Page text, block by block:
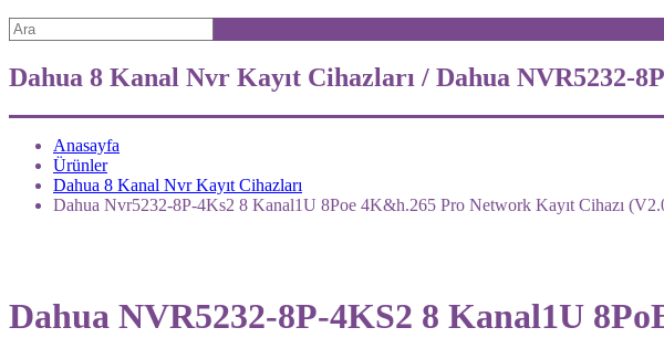
Dahua 8 Kanal Nvr Kayıt Cihazları / Dahua NVR5232-
Anasayfa
Ürünler
Dahua 8 Kanal Nvr Kayıt Cihazları
Dahua Nvr5232-8P-4Ks2 8 Kanal1U 8Poe 4K&h.265 Pro Network Kayıt Cihazı
Dahua NVR5232-8P-4KS2 8 Kanal1U